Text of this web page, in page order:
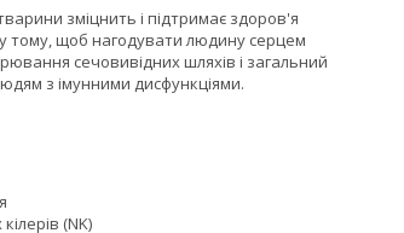
зміцнить і підтримає здоров'я
тому, щоб нагодувати людину серцем
сечовивідних шляхів і загальний
з імунними дисфункціями.
(NK)